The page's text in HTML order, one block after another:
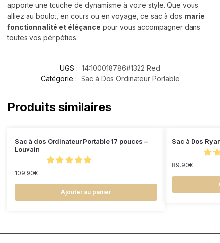
apporte une touche de dynamisme à votre style. Que vous
alliez au boulot, en cours ou en voyage, ce sac à dos marie
fonctionnalité et élégance pour vous accompagner dans
toutes vos péripéties.
UGS : 14:100018786#1322 Red
Catégorie : Sac à Dos Ordinateur Portable
Produits similaires
Sac à dos Ordinateur Portable 17 pouces –
Louvain
109.90€
Ajouter au panier
Sac à Dos
89.90€